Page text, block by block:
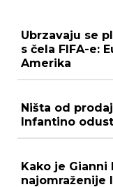
Ubrzavaju se
s čela FIFA-e:
Amerika
Ništa od
Infantino
Kako je
najomraženije